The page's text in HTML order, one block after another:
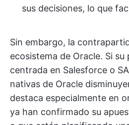
sus decisiones, lo que
Sin embargo, la
ecosistema de Oracle. Si su
centrada en Salesforce o
nativas de Oracle
destaca especialmente en
ya han confirmado su